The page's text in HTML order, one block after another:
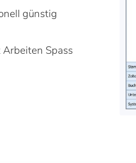
günstig
Arbeiten Spass